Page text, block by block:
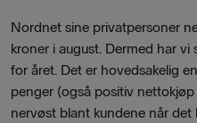
Nordnet sine privatpersoner
kroner i august. Dermed har
for året. Det er hovedsakelig
penger (også positiv
nervøst blant kundene når